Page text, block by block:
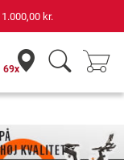
1.000,00 kr.
69x